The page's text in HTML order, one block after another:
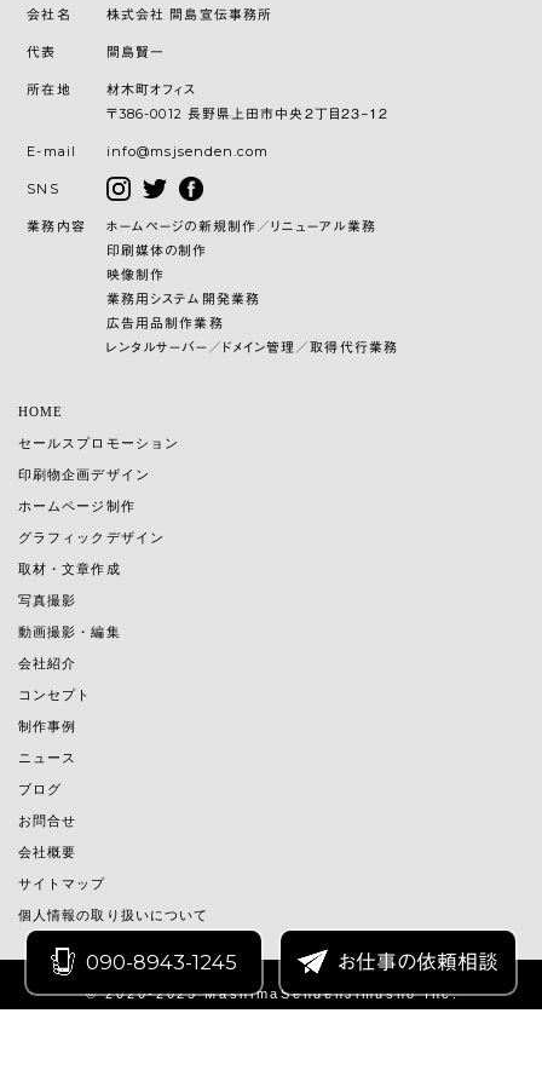
会社名 株式会社 間島宣伝事務所
代表 間島賢一
所在地
材木町オフィス
〒386-0012 長野県上田市中央２丁目２３−１２
E-mail info@msjsenden.com
SNS
業務内容
ホームページの新規制作／リニューアル業務
印刷媒体の制作
映像制作
業務用システム開発業務
広告用品制作業務
レンタルサーバー／ドメイン管理／取得代行業務
HOME
セールスプロモーション
印刷物企画デザイン
ホームページ制作
グラフィックデザイン
取材・文章作成
写真撮影
動画撮影・編集
会社紹介
コンセプト
制作事例
ニュース
ブログ
お問合せ
会社概要
サイトマップ
個人情報の取り扱いについて
© 2020-2025 MashimaSendenJimusho Inc.
090-8943-1245 お仕事の依頼相談